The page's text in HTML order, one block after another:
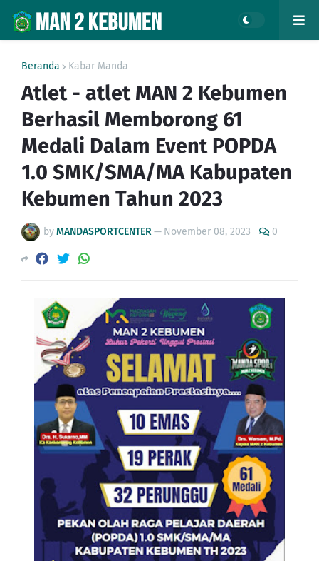
Beranda Kabar Manda
Atlet - atlet MAN 2 Kebumen
Berhasil Memborong 61
Medali Dalam Event POPDA
1.0 SMK/SMA/MA Kabupaten
Kebumen Tahun 2023
byMANDASPORTCENTER— November 08, 2023 0